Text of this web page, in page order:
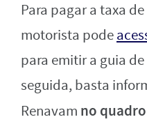
Para pagar a taxa
motorista pode
para emitir a guia
seguida, basta
Renavam no